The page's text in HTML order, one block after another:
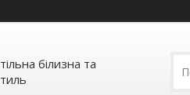
білизна та